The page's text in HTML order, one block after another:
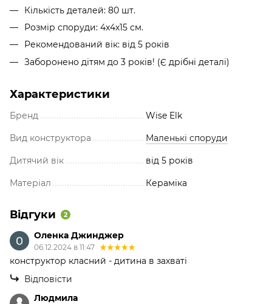
Кількість деталей: 80 шт.
Розмір споруди: 4х4х15 см.
Рекомендований вік: від 5 років
Заборонено дітям до 3 років! (Є дрібні деталі)
Характеристики
Бренд Wise Elk
Вид конструктора Маленькі споруди
Дитячий вік від 5 років
Матеріал Кераміка
Відгуки 2
Оленка Джинджер
06.12.2024 в 11:47
конструктор класний - дитина в захваті
Відповісти
Людмила